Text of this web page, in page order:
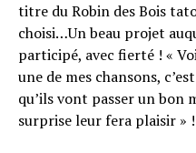
titre du Robin des Bois
choisi…Un beau projet
participé, avec fierté ! «
une de mes chansons,
qu’ils vont passer un bon
surprise leur fera plaisir » !